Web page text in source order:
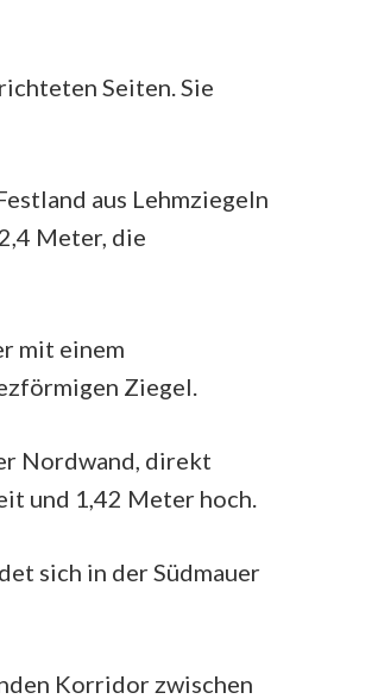
Seiten. Sie
aus Lehmziegeln
Meter, die
mit einem
Ziegel.
Nordwand, direkt
und 1,42 Meter hoch.
sich in der Südmauer
Korridor zwischen